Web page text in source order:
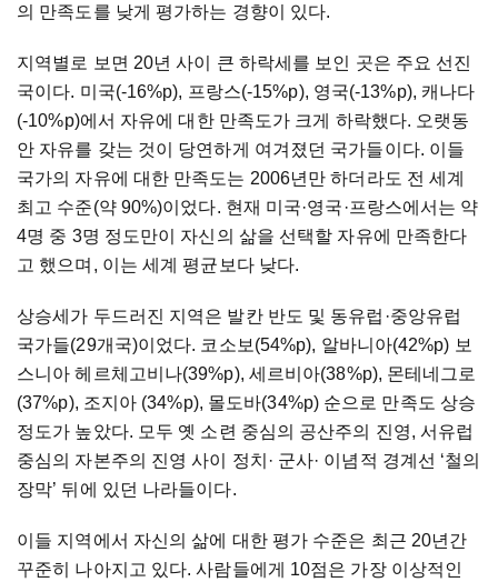
의 만족도를 낮게 평가하는 경향이 있다.
지역별로 보면 20년 사이 큰 하락세를 보인 곳은 주요 선진
국이다. 미국(-16%p), 프랑스(-15%p), 영국(-13%p), 캐나다
(-10%p)에서 자유에 대한 만족도가 크게 하락했다. 오랫동
안 자유를 갖는 것이 당연하게 여겨졌던 국가들이다. 이들
국가의 자유에 대한 만족도는 2006년만 하더라도 전 세계
최고 수준(약 90%)이었다. 현재 미국·영국·프랑스에서는 약
4명 중 3명 정도만이 자신의 삶을 선택할 자유에 만족한다
고 했으며, 이는 세계 평균보다 낮다.
상승세가 두드러진 지역은 발칸 반도 및 동유럽·중앙유럽
국가들(29개국)이었다. 코소보(54%p), 알바니아(42%p) 보
스니아 헤르체고비나(39%p), 세르비아(38%p), 몬테네그로
(37%p), 조지아 (34%p), 몰도바(34%p) 순으로 만족도 상승
정도가 높았다. 모두 옛 소련 중심의 공산주의 진영, 서유럽
중심의 자본주의 진영 사이 정치· 군사· 이념적 경계선 ‘철의
장막’ 뒤에 있던 나라들이다.
이들 지역에서 자신의 삶에 대한 평가 수준은 최근 20년간
꾸준히 나아지고 있다. 사람들에게 10점은 가장 이상적인